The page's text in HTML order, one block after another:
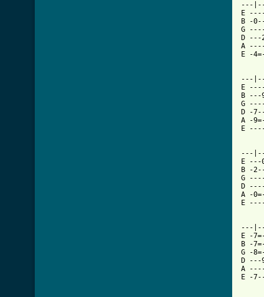
---
E
B -
G
D
A
E -
---
E
B
G
D -
A -
E
---
E
B -
G
D
A -
E
---
E -
B -
G -
D
A
E -